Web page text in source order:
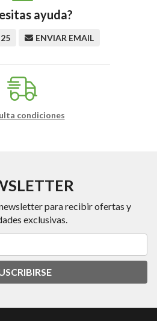
ayuda?
ENVIAR EMAIL
condiciones
para recibir ofertas y
exclusivas.